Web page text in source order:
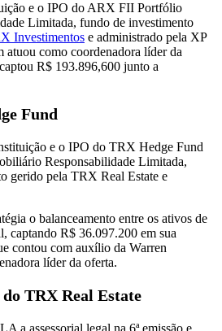
e o IPO do ARX FII Portfólio
Limitada, fundo de investimento
Investimentos e administrado pela XP
atuou como coordenadora líder da
R$ 193.896,600 junto a
Fund
e o IPO do TRX Hedge Fund
Responsabilidade Limitada,
gerido pela TRX Real Estate e
o balanceamento entre os ativos de
captando R$ 36.097.200 em sua
contou com auxílio da Warren
líder da oferta.
do TRX Real Estate